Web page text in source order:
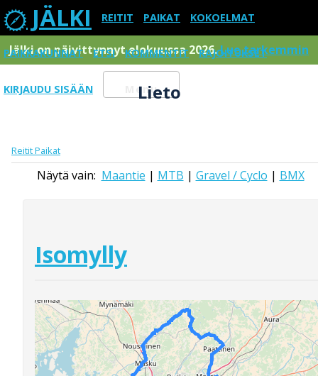
JÄLKI REITIT PAIKAT KOKOELMAT
PAIKKAKUNNAT ETSI KOMMENTIT RAJOITUKSET
KIRJAUDU SISÄÄN Menu
Jälki on päivittynnyt elokuussa 2026.Lue tarkemmin
Lieto
ReititPaikat
Näytä vain: Maantie | MTB | Gravel / Cyclo | BMX
Isomylly